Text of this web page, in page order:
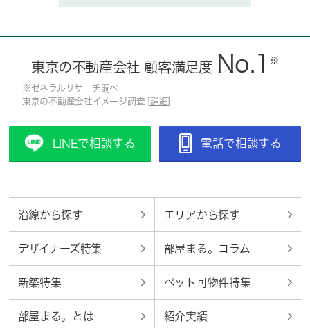
東京の不動産会社 顧客満足度 No.1 ※
※ゼネラルリサーチ調べ
東京の不動産会社イメージ調査 [詳細]
LINEで相談する 電話で相談する
沿線から探す エリアから探す
デザイナーズ特集 部屋まる。コラム
新築特集 ペット可物件特集
部屋まる。とは 紹介実績